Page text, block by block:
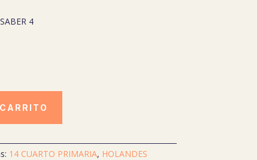
4
14 CUARTO PRIMARIA, HOLANDES